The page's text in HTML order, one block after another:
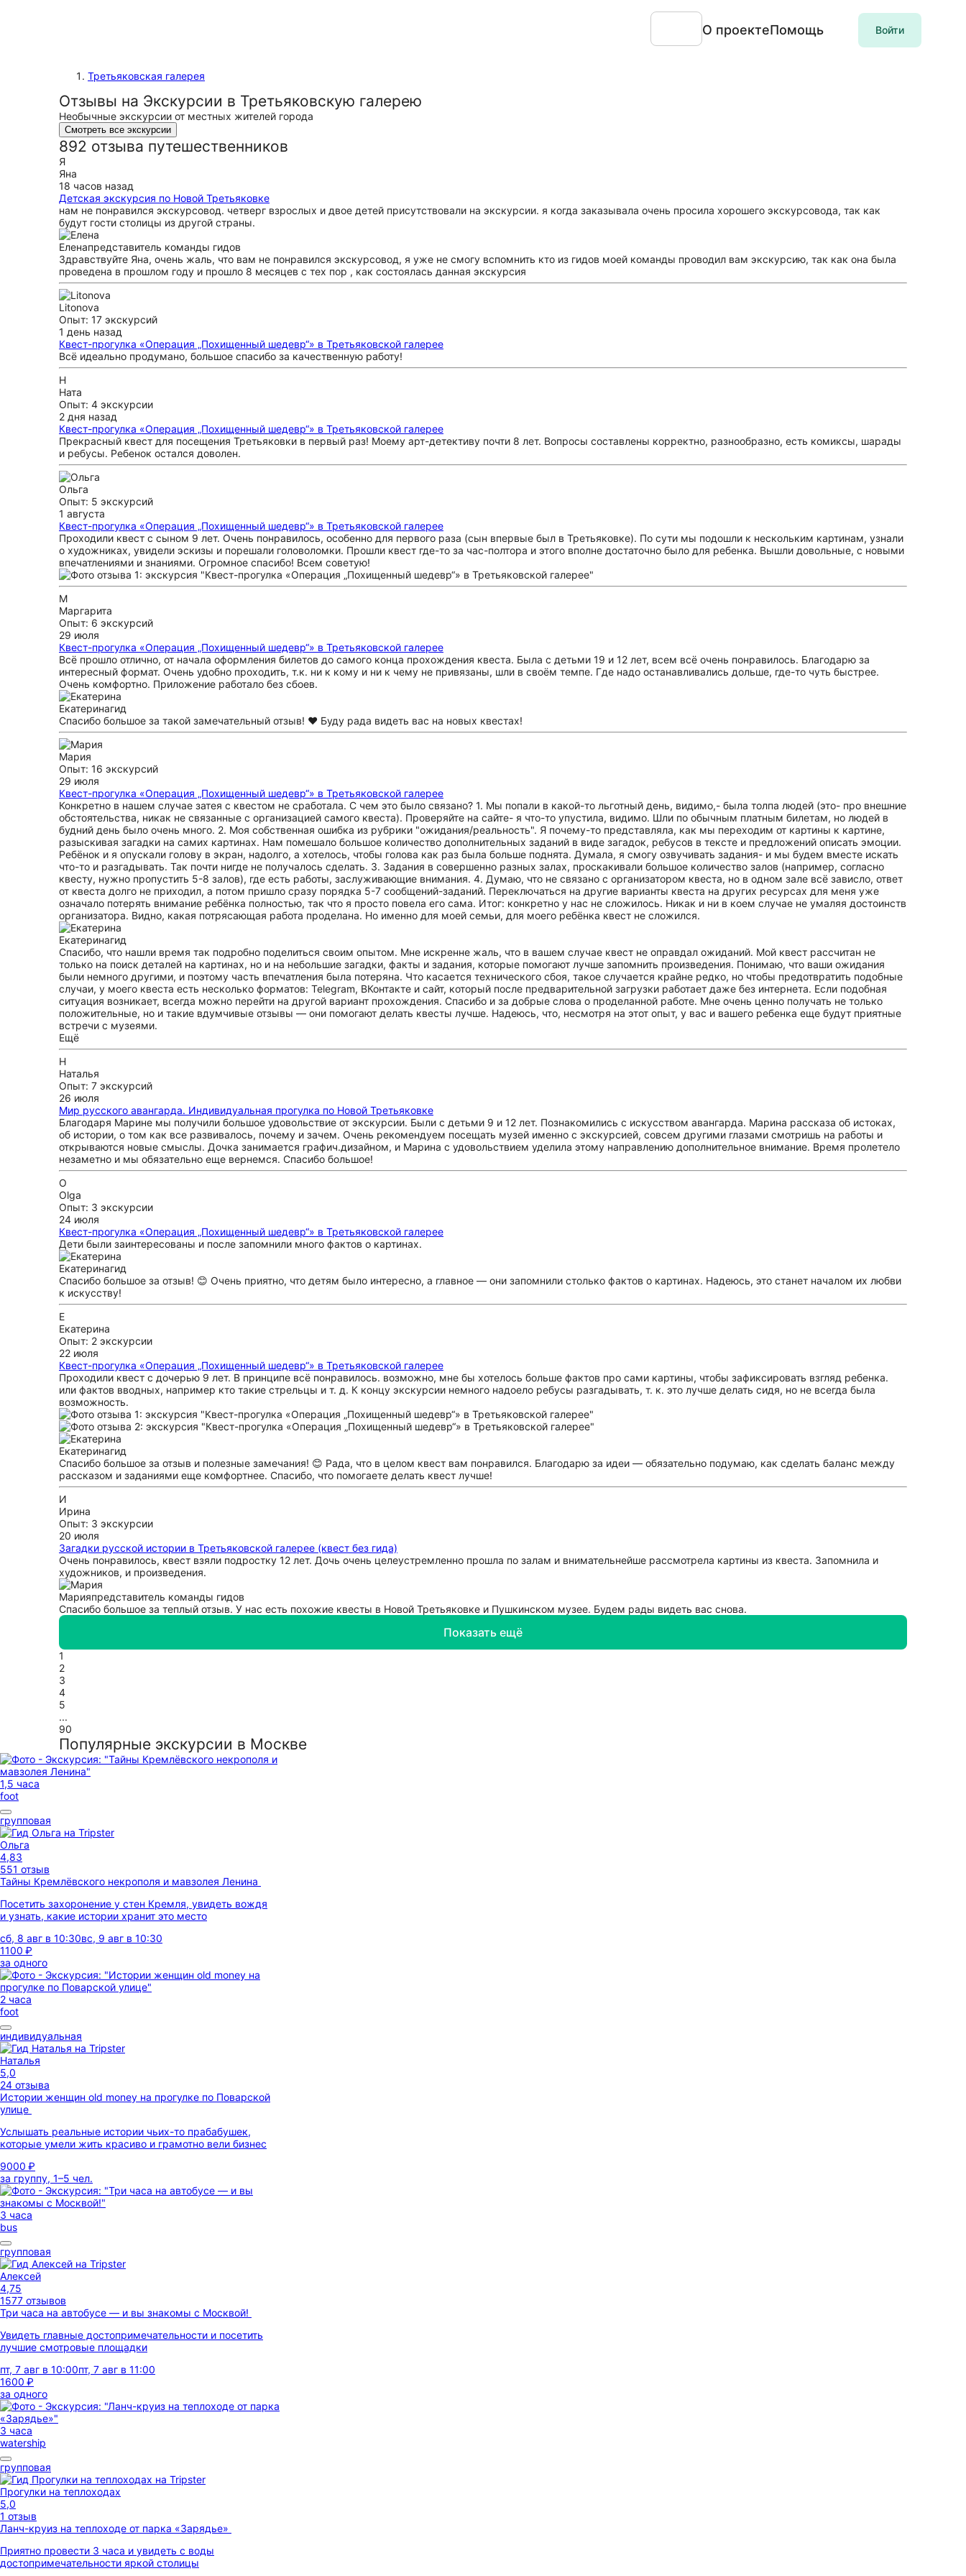
О проектеПомощь Войти
Третьяковская галерея
Отзывы на Экскурсии в Третьяковскую галерею
Необычные экскурсии от местных жителей города
Смотреть все экскурсии
892 отзыва путешественников
Я
Яна
18 часов назад
Детская экскурсия по Новой Третьяковке
нам не понравился экскурсовод. четверг взрослых и двое детей присутствовали на экскурсии. я когда заказывала очень просила хорошего экскурсовода, так как
будут гости столицы из другой страны.
Еленапредставитель команды гидов
Здравствуйте Яна, очень жаль, что вам не понравился экскурсовод, я уже не смогу вспомнить кто из гидов моей команды проводил вам экскурсию, так как она была
проведена в прошлом году и прошло 8 месяцев с тех пор , как состоялась данная экскурсия
Litonova
Опыт: 17 экскурсий
1 день назад
Квест-прогулка «Операция „Похищенный шедевр“» в Третьяковской галерее
Всё идеально продумано, большое спасибо за качественную работу!
Н
Ната
Опыт: 4 экскурсии
2 дня назад
Квест-прогулка «Операция „Похищенный шедевр“» в Третьяковской галерее
Прекрасный квест для посещения Третьяковки в первый раз! Моему арт-детективу почти 8 лет. Вопросы составлены корректно, разнообразно, есть комиксы, шарады
и ребусы. Ребенок остался доволен.
Ольга
Опыт: 5 экскурсий
1 августа
Квест-прогулка «Операция „Похищенный шедевр“» в Третьяковской галерее
Проходили квест с сыном 9 лет. Очень понравилось, особенно для первого раза (сын впервые был в Третьяковке). По сути мы подошли к нескольким картинам, узнали
о художниках, увидели эскизы и порешали головоломки. Прошли квест где-то за час-полтора и этого вполне достаточно было для ребенка. Вышли довольные, с новыми
впечатлениями и знаниями. Огромное спасибо! Всем советую!
М
Маргарита
Опыт: 6 экскурсий
29 июля
Квест-прогулка «Операция „Похищенный шедевр“» в Третьяковской галерее
Всё прошло отлично, от начала оформления билетов до самого конца прохождения квеста. Была с детьми 19 и 12 лет, всем всё очень понравилось. Благодарю за
интересный формат. Очень удобно проходить, т.к. ни к кому и ни к чему не привязаны, шли в своём темпе. Где надо останавливались дольше, где-то чуть быстрее.
Очень комфортно. Приложение работало без сбоев.
Екатеринагид
Спасибо большое за такой замечательный отзыв! ❤️ Буду рада видеть вас на новых квестах!
Мария
Опыт: 16 экскурсий
29 июля
Квест-прогулка «Операция „Похищенный шедевр“» в Третьяковской галерее
Конкретно в нашем случае затея с квестом не сработала. С чем это было связано? 1. Мы попали в какой-то льготный день, видимо,- была толпа людей (это- про внешние
обстоятельства, никак не связанные с организацией самого квеста). Проверяйте на сайте- я что-то упустила, видимо. Шли по обычным платным билетам, но людей в
будний день было очень много. 2. Моя собственная ошибка из рубрики "ожидания/реальность". Я почему-то представляла, как мы переходим от картины к картине,
разыскивая загадки на самих картинах. Нам помешало большое количество дополнительных заданий в виде загадок, ребусов в тексте и предложений описать эмоции.
Ребёнок и я опускали голову в экран, надолго, а хотелось, чтобы голова как раз была больше поднята. Думала, я смогу озвучивать задания- и мы будем вместе искать
что-то и разгадывать. Так почти нигде не получалось сделать. 3. Задания в совершенно разных залах, проскакивали большое количество залов (например, согласно
квесту, нужно пропустить 5-8 залов), где есть работы, заслуживающие внимания. 4. Думаю, что не связано с организатором квеста, но в одном зале всё зависло, ответ
от квеста долго не приходил, а потом пришло сразу порядка 5-7 сообщений-заданий. Переключаться на другие варианты квеста на других ресурсах для меня уже
означало потерять внимание ребёнка полностью, так что я просто повела его сама. Итог: конкретно у нас не сложилось. Никак и ни в коем случае не умаляя достоинств
организатора. Видно, какая потрясающая работа проделана. Но именно для моей семьи, для моего ребёнка квест не сложился.
Екатеринагид
Спасибо, что нашли время так подробно поделиться своим опытом. Мне искренне жаль, что в вашем случае квест не оправдал ожиданий. Мой квест рассчитан не
только на поиск деталей на картинах, но и на небольшие загадки, факты и задания, которые помогают лучше запомнить произведения. Понимаю, что ваши ожидания
были немного другими, и поэтому часть впечатления была потеряна. Что касается технического сбоя, такое случается крайне редко, но чтобы предотвратить подобные
случаи, у моего квеста есть несколько форматов: Telegram, ВКонтакте и сайт, который после предварительной загрузки работает даже без интернета. Если подобная
ситуация возникает, всегда можно перейти на другой вариант прохождения. Спасибо и за добрые слова о проделанной работе. Мне очень ценно получать не только
положительные, но и такие вдумчивые отзывы — они помогают делать квесты лучше. Надеюсь, что, несмотря на этот опыт, у вас и вашего ребенка еще будут приятные
встречи с музеями.
Ещё
Н
Наталья
Опыт: 7 экскурсий
26 июля
Мир русского авангарда. Индивидуальная прогулка по Новой Третьяковке
Благодаря Марине мы получили большое удовольствие от экскурсии. Были с детьми 9 и 12 лет. Познакомились с искусством авангарда. Марина рассказа об истоках,
об истории, о том как все развивалось, почему и зачем. Очень рекомендуем посещать музей именно с экскурсией, совсем другими глазами смотришь на работы и
открываются новые смыслы. Дочка занимается графич.дизайном, и Марина с удовольствием уделила этому направлению дополнительное внимание. Время пролетело
незаметно и мы обязательно еще вернемся. Спасибо большое!
O
Olga
Опыт: 3 экскурсии
24 июля
Квест-прогулка «Операция „Похищенный шедевр“» в Третьяковской галерее
Дети были заинтересованы и после запомнили много фактов о картинах.
Екатеринагид
Спасибо большое за отзыв! 😊 Очень приятно, что детям было интересно, а главное — они запомнили столько фактов о картинах. Надеюсь, это станет началом их любви
к искусству!
Е
Екатерина
Опыт: 2 экскурсии
22 июля
Квест-прогулка «Операция „Похищенный шедевр“» в Третьяковской галерее
Проходили квест с дочерью 9 лет. В принципе всë понравилось. возможно, мне бы хотелось больше фактов про сами картины, чтобы зафиксировать взгляд ребенка.
или фактов вводных, например кто такие стрельцы и т. д. К концу экскурсии немного надоело ребусы разгадывать, т. к. это лучше делать сидя, но не всегда была
возможность.
Екатеринагид
Спасибо большое за отзыв и полезные замечания! 😊 Рада, что в целом квест вам понравился. Благодарю за идеи — обязательно подумаю, как сделать баланс между
рассказом и заданиями еще комфортнее. Спасибо, что помогаете делать квест лучше!
И
Ирина
Опыт: 3 экскурсии
20 июля
Загадки русской истории в Третьяковской галерее (квест без гида)
Очень понравилось, квест взяли подростку 12 лет. Дочь очень целеустремленно прошла по залам и внимательнейше рассмотрела картины из квеста. Запомнила и
художников, и произведения.
Марияпредставитель команды гидов
Спасибо большое за теплый отзыв. У нас есть похожие квесты в Новой Третьяковке и Пушкинском музее. Будем рады видеть вас снова.
Показать ещё
1
2
3
4
5
...
90
Популярные экскурсии в Москве
1,5 часа
foot
групповая
Ольга
4,83
551 отзыв
Тайны Кремлёвского некрополя и мавзолея Ленина
Посетить захоронение у стен Кремля, увидеть вождя
и узнать, какие истории хранит это место
сб, 8 авг в 10:30вс, 9 авг в 10:30
1100 ₽
за одного
2 часа
foot
индивидуальная
Наталья
5,0
24 отзыва
Истории женщин old money на прогулке по Поварской
улице
Услышать реальные истории чьих-то прабабушек,
которые умели жить красиво и грамотно вели бизнес
9000 ₽
за группу, 1–5 чел.
3 часа
bus
групповая
Алексей
4,75
1577 отзывов
Три часа на автобусе — и вы знакомы с Москвой!
Увидеть главные достопримечательности и посетить
лучшие смотровые площадки
пт, 7 авг в 10:00пт, 7 авг в 11:00
1600 ₽
за одного
3 часа
watership
групповая
Прогулки на теплоходах
5,0
1 отзыв
Ланч-круиз на теплоходе от парка «Зарядье»
Приятно провести 3 часа и увидеть с воды
достопримечательности яркой столицы